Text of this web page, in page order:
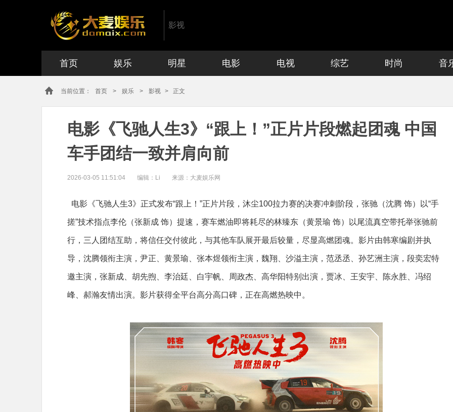
影视
首页 娱乐 明星 电影 电视 综艺 时尚 音
当前位置： 首页 > 娱乐 > 影视 > 正文
电影《飞驰人生3》“跟上！”正片片段燃起团魂 中国
车手团结一致并肩向前
2026-03-05 11:51:04 编辑： Li 来源：大麦娱乐网
电影《飞驰人生3》正式发布“跟上！”正片片段，沐尘100拉力赛的决赛冲刺阶段，张驰（沈腾 饰）以“手
搓”技术指点李伦（张新成 饰）提速，赛车燃油即将耗尽的林臻东（黄景瑜 饰）以尾流真空带托举张驰前
行，三人团结互助，将信任交付彼此，与其他车队展开最后较量，尽显高燃团魂。影片由韩寒编剧并执
导，沈腾领衔主演，尹正、黄景瑜、张本煜领衔主演，魏翔、沙溢主演，范丞丞、孙艺洲主演，段奕宏特
邀主演，张新成、胡先煦、李治廷、白宇帆、周政杰、高华阳特别出演，贾冰、王安宇、陈永胜、冯绍
峰、郝瀚友情出演。影片获得全平台高分高口碑，正在高燃热映中。